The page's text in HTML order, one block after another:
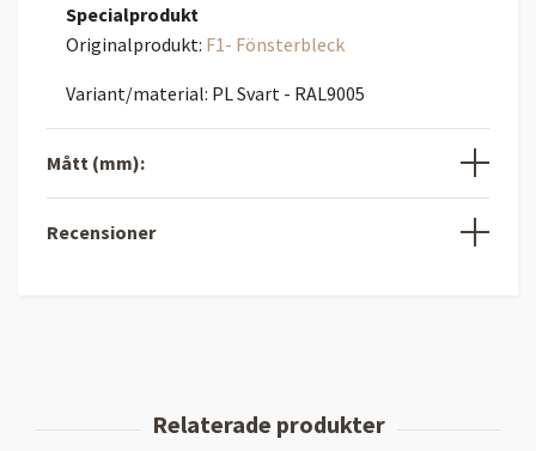
Specialprodukt
Originalprodukt: F1- Fönsterbleck
Variant/material: PL Svart - RAL9005
Mått (mm):
Recensioner